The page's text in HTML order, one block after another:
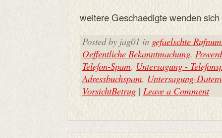
weitere Geschaedigte wenden
Posted by jag01 in gefaelschte
Oeffentliche Bekanntmachung,
Telefon-Spam, Untersagung -
Adressbuchspam, Untersagung-
VorsichtBetrug | Leave a Comment